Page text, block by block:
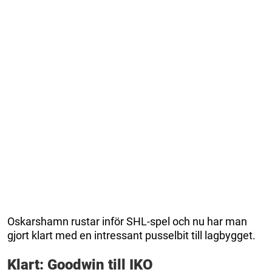
Oskarshamn rustar inför SHL-spel och nu har man
gjort klart med en intressant pusselbit till lagbygget.
Klart: Goodwin till IKO